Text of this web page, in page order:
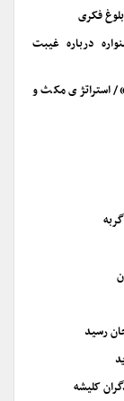
فکری
مدیر جشنواره درباره غیبت
استراتژی مکث و
رسید